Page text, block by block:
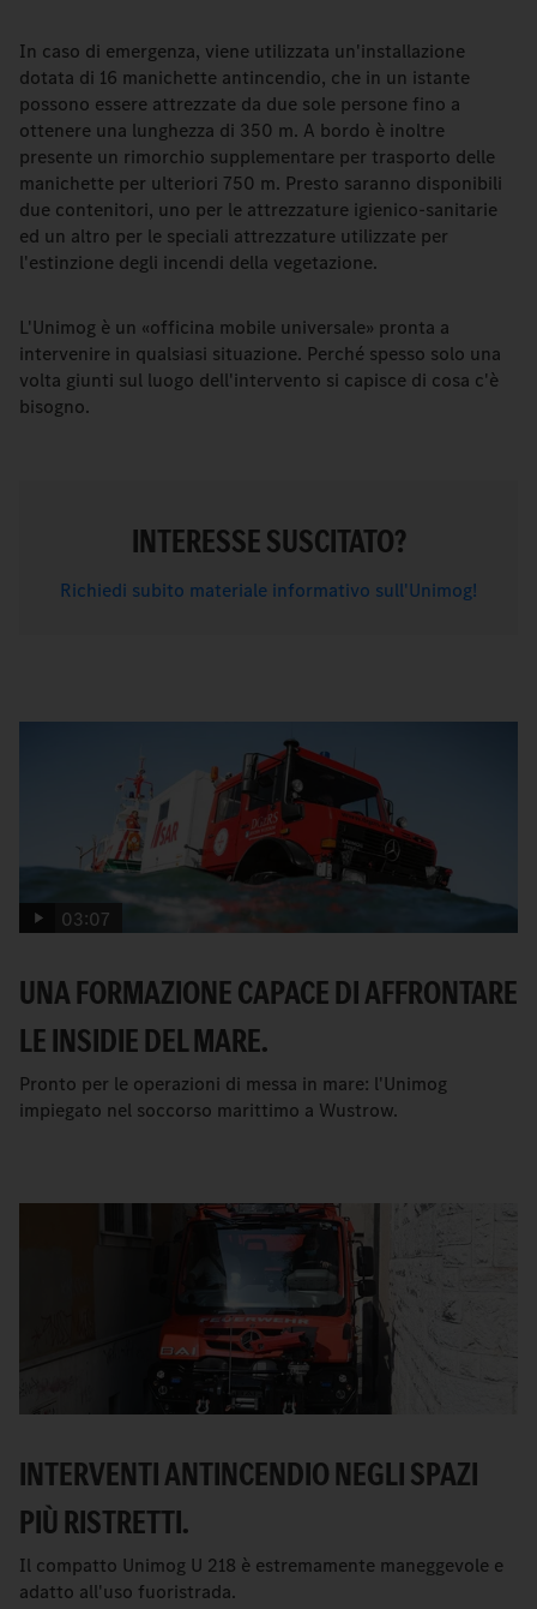
In caso di emergenza, viene utilizzata un'installazione
dotata di 16 manichette antincendio, che in un istante
possono essere attrezzate da due sole persone fino a
ottenere una lunghezza di 350 m. A bordo è inoltre
presente un rimorchio supplementare per trasporto delle
manichette per ulteriori 750 m. Presto saranno disponibili
due contenitori, uno per le attrezzature igienico-sanitarie
ed un altro per le speciali attrezzature utilizzate per
l'estinzione degli incendi della vegetazione.
L'Unimog è un «officina mobile universale» pronta a
intervenire in qualsiasi situazione. Perché spesso solo una
volta giunti sul luogo dell'intervento si capisce di cosa c'è
bisogno.
INTERESSE SUSCITATO?
Richiedi subito materiale informativo sull'Unimog!
03:07
UNA FORMAZIONE CAPACE DI AFFRONTARE
LE INSIDIE DEL MARE.
Pronto per le operazioni di messa in mare: l'Unimog
impiegato nel soccorso marittimo a Wustrow.
INTERVENTI ANTINCENDIO NEGLI SPAZI
PIÙ RISTRETTI.
Il compatto Unimog U 218 è estremamente maneggevole e
adatto all'uso fuoristrada.